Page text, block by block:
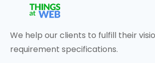
We help our clients to fulfill their
requirement specifications.